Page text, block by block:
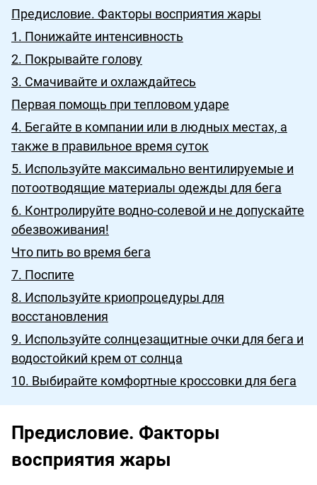
Предисловие. Факторы восприятия жары
1. Понижайте интенсивность
2. Покрывайте голову
3. Смачивайте и охлаждайтесь
Первая помощь при тепловом ударе
4. Бегайте в компании или в людных местах, а
также в правильное время суток
5. Используйте максимально вентилируемые и
потоотводящие материалы одежды для бега
6. Контролируйте водно-солевой и не допускайте
обезвоживания!
Что пить во время бега
7. Поспите
8. Используйте криопроцедуры для
восстановления
9. Используйте солнцезащитные очки для бега и
водостойкий крем от солнца
10. Выбирайте комфортные кроссовки для бега
Предисловие. Факторы
восприятия жары